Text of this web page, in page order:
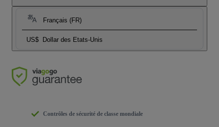
Français (FR)
US$ Dollar des Etats-Unis
Contrôles de sécurité de classe mondiale